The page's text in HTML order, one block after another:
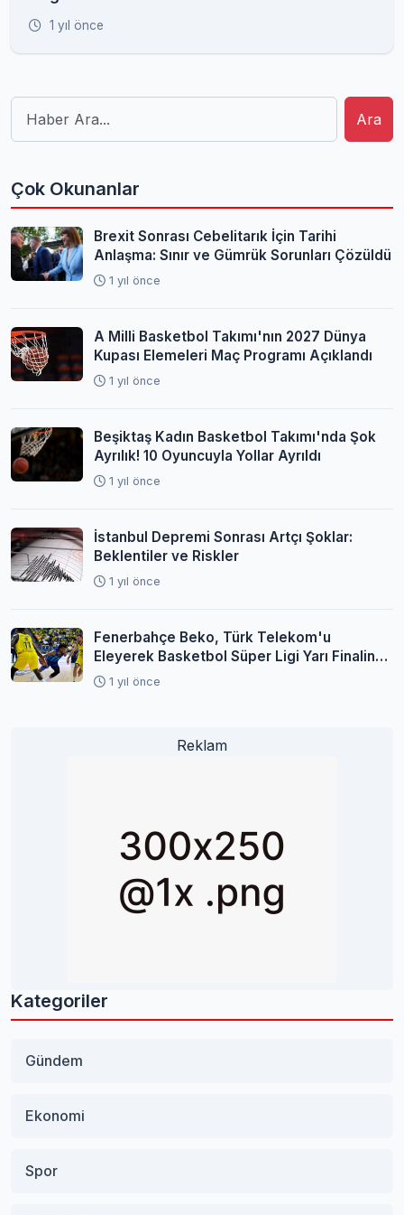
Hazırlıkları Tamam
1 yıl önce
Ara
Çok Okunanlar
Brexit Sonrası Cebelitarık İçin Tarihi
Anlaşma: Sınır ve Gümrük Sorunları Çözüldü
1 yıl önce
A Milli Basketbol Takımı'nın 2027 Dünya
Kupası Elemeleri Maç Programı Açıklandı
1 yıl önce
Beşiktaş Kadın Basketbol Takımı'nda Şok
Ayrılık! 10 Oyuncuyla Yollar Ayrıldı
1 yıl önce
İstanbul Depremi Sonrası Artçı Şoklar:
Beklentiler ve Riskler
1 yıl önce
Fenerbahçe Beko, Türk Telekom'u
Eleyerek Basketbol Süper Ligi Yarı Finaline
Yükseldi
1 yıl önce
Reklam
Kategoriler
Gündem
Ekonomi
Spor